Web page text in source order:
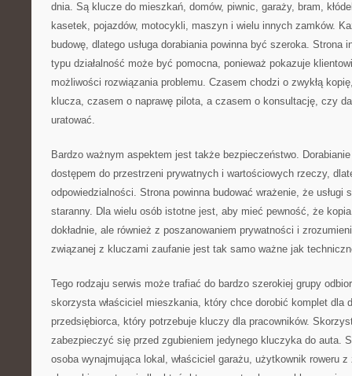
dnia. Są klucze do mieszkań, domów, piwnic, garaży, bram,
kasetek, pojazdów, motocykli, maszyn i wielu innych zamków.
budowę, dlatego usługa dorabiania powinna być szeroka. Strona
typu działalność może być pomocna, ponieważ pokazuje
możliwości rozwiązania problemu. Czasem chodzi o zwykłą
klucza, czasem o naprawę pilota, a czasem o konsultację, czy
uratować.
Bardzo ważnym aspektem jest także bezpieczeństwo.
dostępem do przestrzeni prywatnych i wartościowych rzeczy,
odpowiedzialności. Strona powinna budować wrażenie, że usługi
staranny. Dla wielu osób istotne jest, aby mieć pewność, że
dokładnie, ale również z poszanowaniem prywatności i
związanej z kluczami zaufanie jest tak samo ważne jak
Tego rodzaju serwis może trafiać do bardzo szerokiej grupy
skorzysta właściciel mieszkania, który chce dorobić komplet dla
przedsiębiorca, który potrzebuje kluczy dla pracowników.
zabezpieczyć się przed zgubieniem jedynego kluczyka do auta.
osoba wynajmująca lokal, właściciel garażu, użytkownik roweru